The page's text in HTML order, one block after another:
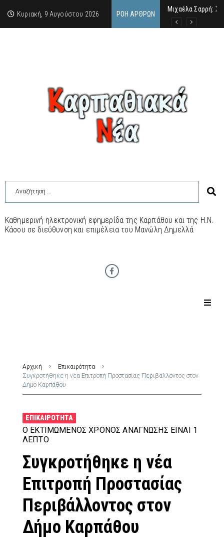
Κυριακή, 9 Αυγούστου 2026 ΡΟΉ ΆΡΘΡΩΝ
Μιχαέλα Σαρρή:
Από την Πάρο, μια
Συλλήψεις δύο
Καθημερινή ηλεκτρονική εφημερίδα της Καρπάθου και της Η.Ν.
Κάσου σε διεύθυνση και επιμέλεια του Μανώλη Δημελλά
Αρχική
Επικαιρότητα
Συγκροτήθηκε η νέα Επιτροπή Προστασίας Περιβάλλοντος στον
Δήμο Καρπάθου
ΕΠΙΚΑΙΡΌΤΗΤΑ
Ο ΕΚΤΙΜΏΜΕΝΟΣ ΧΡΌΝΟΣ ΑΝΆΓΝΩΣΗΣ ΕΊΝΑΙ 1
ΛΕΠΤΌ
Συγκροτήθηκε η νέα
Επιτροπή Προστασίας
Περιβάλλοντος στον
Δήμο Καρπάθου